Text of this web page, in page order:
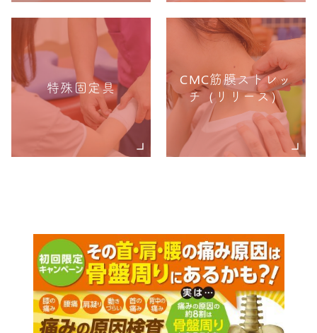
特殊固定具
CMC筋膜ストレッ
チ（リリース）